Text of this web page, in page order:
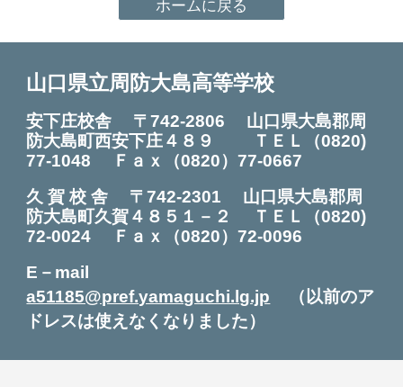
ホームに戻る
山口県立周防大島高等学校
安下庄校舎 〒742-2806 山口県大島郡周
防大島町西安下庄４８９ ＴＥＬ
（0820)
77-1048 Ｆａｘ（0820）77-0667
久 賀 校 舎
〒742-2301
山口県大島郡周
防大島町久賀４８５１－２ ＴＥＬ（0820)
72-0024 Ｆ ａｘ（0820）72-0096
E－mail
a51185@pref.yamaguchi.lg.jp
（以前のア
ドレスは使えなくなりました）